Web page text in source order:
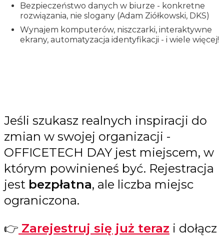
Bezpieczeństwo danych w biurze - konkretne
rozwiązania, nie slogany (Adam Ziółkowski, DKS)
Wynajem komputerów, niszczarki, interaktywne
ekrany, automatyzacja identyfikacji - i wiele więcej!
Jeśli szukasz realnych inspiracji do
zmian w swojej organizacji -
OFFICETECH DAY jest miejscem, w
którym powinieneś być. Rejestracja
jest bezpłatna, ale liczba miejsc
ograniczona.
👉 Zarejestruj się już teraz i dołącz